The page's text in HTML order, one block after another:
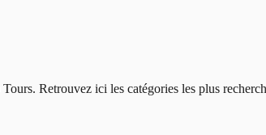
Tours. Retrouvez ici les catégories les plus